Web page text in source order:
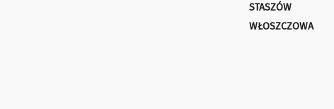
STASZÓW
WŁOSZCZOWA